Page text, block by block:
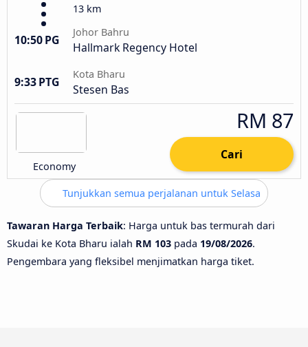
13 km
10:50 PG
Johor Bahru
Hallmark Regency Hotel
9:33 PTG
Kota Bharu
Stesen Bas
Economy
RM 87
Cari
Tunjukkan semua perjalanan untuk Selasa
Tawaran Harga Terbaik: Harga untuk bas termurah dari
Skudai ke Kota Bharu ialah RM 103 pada 19/08/2026.
Pengembara yang fleksibel menjimatkan harga tiket.